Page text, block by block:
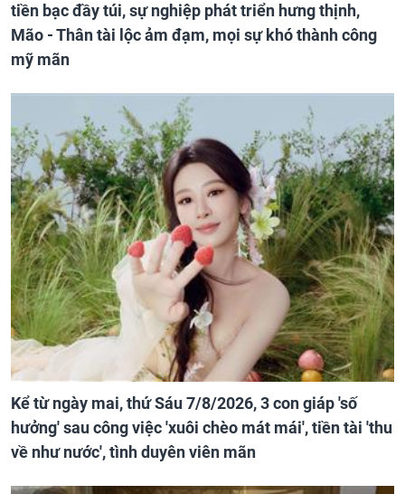
tiền bạc đầy túi, sự nghiệp phát triển hưng thịnh,
Mão - Thân tài lộc ảm đạm, mọi sự khó thành công
mỹ mãn
Kể từ ngày mai, thứ Sáu 7/8/2026, 3 con giáp 'số
hưởng' sau công việc 'xuôi chèo mát mái', tiền tài 'thu
về như nước', tình duyên viên mãn